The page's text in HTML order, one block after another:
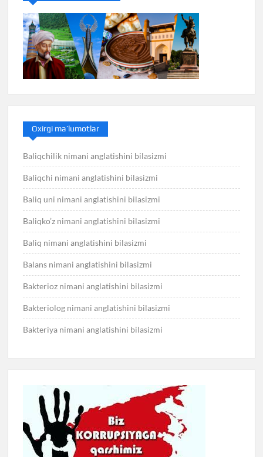
Oxirgi ma’lumotlar
Baliqchilik nimani anglatishini bilasizmi
Baliqchi nimani anglatishini bilasizmi
Baliq uni nimani anglatishini bilasizmi
Baliqko’z nimani anglatishini bilasizmi
Baliq nimani anglatishini bilasizmi
Balans nimani anglatishini bilasizmi
Bakterioz nimani anglatishini bilasizmi
Bakteriolog nimani anglatishini bilasizmi
Bakteriya nimani anglatishini bilasizmi